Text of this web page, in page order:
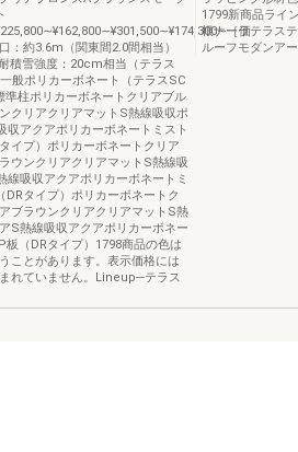
［価
：約3.6m（関東間2.0間相当）
積雪強度：20cm相当（テラス
ポリカーボネート（テラスSC
柱ポリカーボネートクリアブル
クリアクリアマットS熱線吸収ポ
収アクアポリカーボネートミスト
イプ）ポリカーボネートクリア
ウンクリアクリアマットS熱線吸
吸収アクアポリカーボネートミ
タイプ）ポリカーボネートク
ブラウンクリアクリアマットS熱
S熱線吸収アクアポリカーボネー
板（DRタイプ）1798商品の色は
ことがあります。表示価格には
れていません。Lineup─テラス
1799新商品ライ
根ナーラテラス
ルーフモダンア